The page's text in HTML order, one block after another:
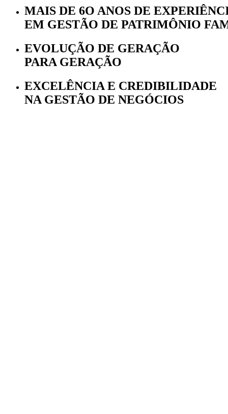
MAIS DE 6O ANOS DE
EM GESTÃO DE PATRIMÔNIO
EVOLUÇÃO DE GERAÇÃO
PARA GERAÇÃO
EXCELÊNCIA E CREDIBILIDADE
NA GESTÃO DE NEGÓCIOS